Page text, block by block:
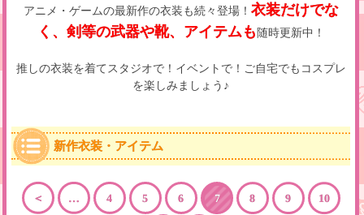
アニメ・ゲームの最新作の衣装も続々登場！ 衣装だけでな
く、剣等の武器や靴、アイテムも随時更新中！
推しの衣装を着てスタジオで！イベントで！ご自宅でもコスプレ
を楽しみましょう♪
新作衣装・アイテム
＜ … 4 5 6 7 8 9 10